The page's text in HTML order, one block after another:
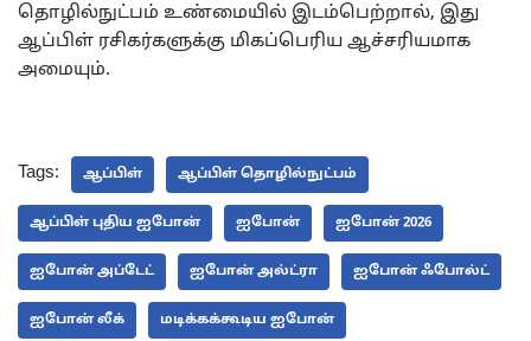
தொழில்நுட்பம் உண்மையில் இடம்பெற்றால், இது
ஆப்பிள் ரசிகர்களுக்கு மிகப்பெரிய ஆச்சரியமாக
அமையும்.
Tags: ஆப்பிள் ஆப்பிள் தொழில்நுட்பம்
ஆப்பிள் புதிய ஐபோன் ஐபோன் ஐபோன் 2026
ஐபோன் அப்டேட் ஐபோன் அல்ட்ரா ஐபோன் ஃபோல்ட்
ஐபோன் லீக் மடிக்கக்கூடிய ஐபோன்